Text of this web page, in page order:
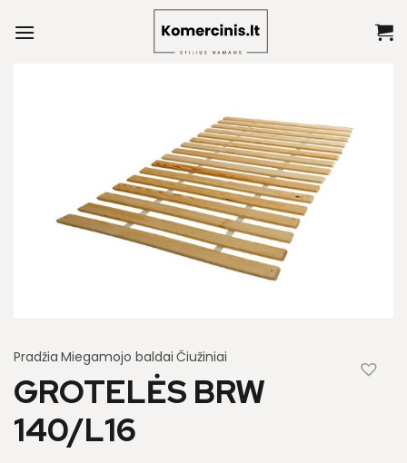
Pradžia Miegamojo baldai Čiužiniai
GROTELĖS BRW
140/L16